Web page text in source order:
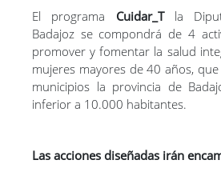
El programa Cuidar_Tla
Badajoz se compondrá de 4
promover y fomentar la salud
mujeres mayores de 40 años,
municipios la provincia de
inferior a 10.000 habitantes.
Las acciones diseñadas irán